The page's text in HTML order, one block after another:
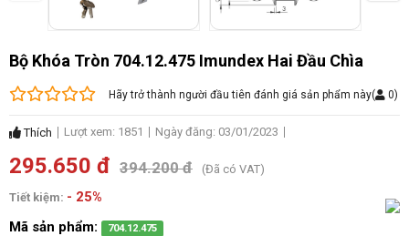
Bộ Khóa Tròn 704.12.475 Imundex Hai Đầu Chìa
Hãy trở thành người đầu tiên đánh giá sản phẩm này( 0)
Thích Lượt xem: 1851 Ngày đăng: 03/01/2023
295.650 đ 394.200 đ (Đã có VAT)
Tiết kiệm: - 25%
Mã sản phẩm:
704.12.475